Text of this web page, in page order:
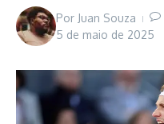
Por Juan Souza
5 de maio de 2025